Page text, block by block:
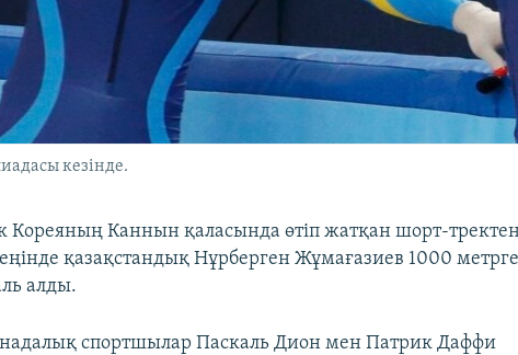
кезінде.
Кореяның Каннын қаласында өтіп жатқан шорт-
қазақстандық Нұрберген Жұмағазиев 1000 метрге
алды.
спортшылар Паскаль Дион мен Патрик Даффи